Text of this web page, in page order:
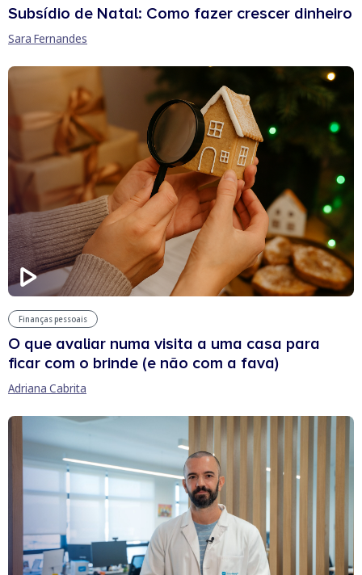
Subsídio de Natal: Como fazer crescer dinheiro
Sara Fernandes
Finanças pessoais
O que avaliar numa visita a uma casa para
ficar com o brinde (e não com a fava)
Adriana Cabrita